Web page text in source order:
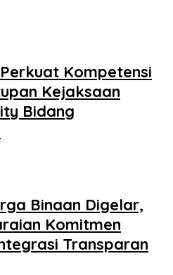
Kompetensi
Kejaksaan
Bidang
Binaan Digelar,
Komitmen
Transparan